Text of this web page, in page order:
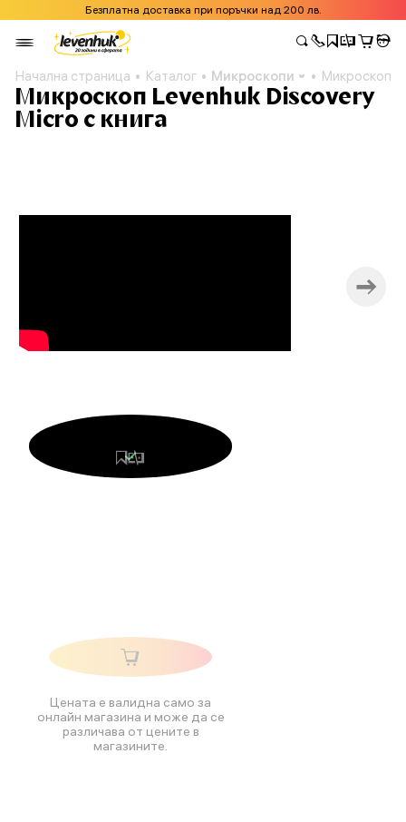
Безплатна доставка при поръчки над 200 лв.
Начална страница Каталог Микроскопи Микроскоп
Микроскоп Levenhuk Discovery
Micro с книга
Цената е валидна само за
онлайн магазина и може да се
различава от цените в
магазините.